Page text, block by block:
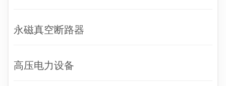
永磁真空断路器
高压电力设备